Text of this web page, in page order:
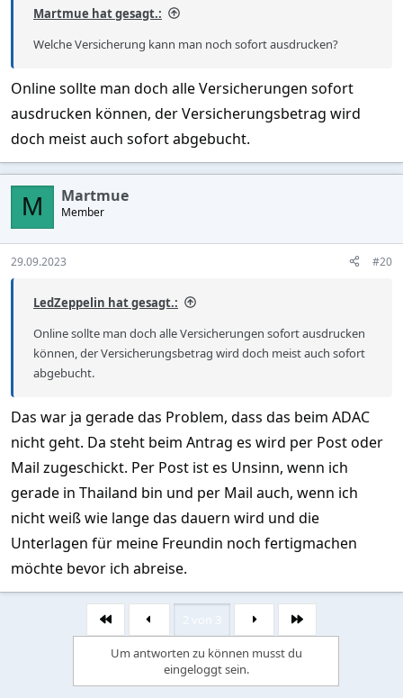
Martmue hat gesagt.:
Welche Versicherung kann man noch sofort ausdrucken?
Online sollte man doch alle Versicherungen sofort
ausdrucken können, der Versicherungsbetrag wird
doch meist auch sofort abgebucht.
M Martmue
Member
29.09.2023 #20
LedZeppelin hat gesagt.:
Online sollte man doch alle Versicherungen sofort ausdrucken
können, der Versicherungsbetrag wird doch meist auch sofort
abgebucht.
Das war ja gerade das Problem, dass das beim ADAC
nicht geht. Da steht beim Antrag es wird per Post oder
Mail zugeschickt. Per Post ist es Unsinn, wenn ich
gerade in Thailand bin und per Mail auch, wenn ich
nicht weiß wie lange das dauern wird und die
Unterlagen für meine Freundin noch fertigmachen
möchte bevor ich abreise.
Erste
Letzte
Um antworten zu können musst du
eingeloggt sein.